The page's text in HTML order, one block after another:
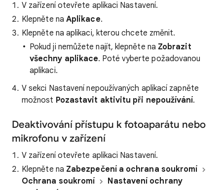
V zařízení otevřete aplikaci Nastavení.
Klepněte na Aplikace.
Klepněte na aplikaci, kterou chcete změnit.
Pokud ji nemůžete najít, klepněte na Zobrazit
všechny aplikace. Poté vyberte požadovanou
aplikaci.
V sekci Nastavení nepoužívaných aplikací zapněte
možnost Pozastavit aktivitu při nepoužívání.
Deaktivování přístupu k fotoaparátu nebo
mikrofonu v zařízení
V zařízení otevřete aplikaci Nastavení.
Klepněte na Zabezpečení a ochrana soukromí
Ochrana soukromí
Nastavení ochrany